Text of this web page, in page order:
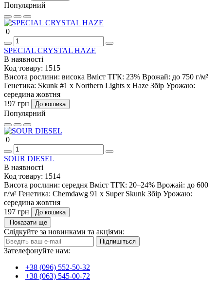
Популярний
0
SPECIAL CRYSTAL HAZE
В наявності
Код товару: 1515
Висота рослини: висока Вміст ТГК: 23% Врожай: до 750 г/м²
Генетика: Skunk #1 x Northern Lights x Haze Збір Урожаю:
середина жовтня
197 грн
До кошика
Популярний
0
SOUR DIESEL
В наявності
Код товару: 1514
Висота рослини: середня Вміст ТГК: 20–24% Врожай: до 600
г/м² Генетика: Chemdawg 91 x Super Skunk Збір Урожаю:
середина жовтня
197 грн
До кошика
Показати ще
Слідкуйте за новинками та акціями:
Підпишіться
Зателефонуйте нам:
+38 (096) 552-50-32
+38 (063) 545-00-72